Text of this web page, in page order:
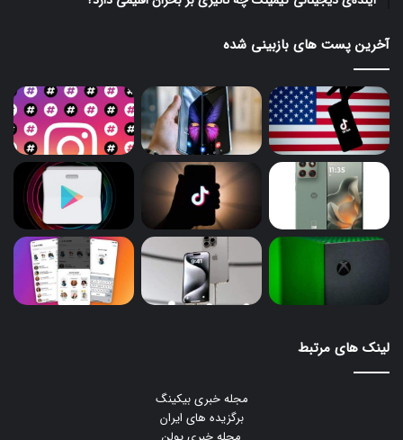
آخرین پست های بازبینی شده
لینک های مرتبط
مجله خبری بیکینگ
برگزیده های ایران